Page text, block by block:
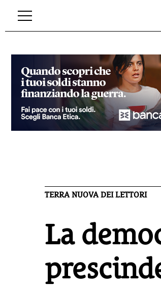
TERRA NUOVA DEI LETTORI
La